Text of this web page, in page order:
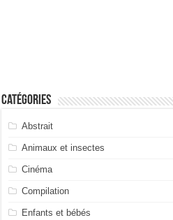
Catégories
Abstrait
Animaux et insectes
Cinéma
Compilation
Enfants et bébés